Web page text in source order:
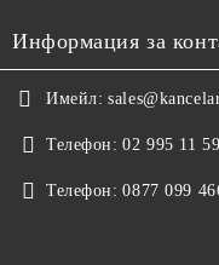
Информация за
Имейл:
Телефон: 02 995 11 59
Телефон: 0877 099